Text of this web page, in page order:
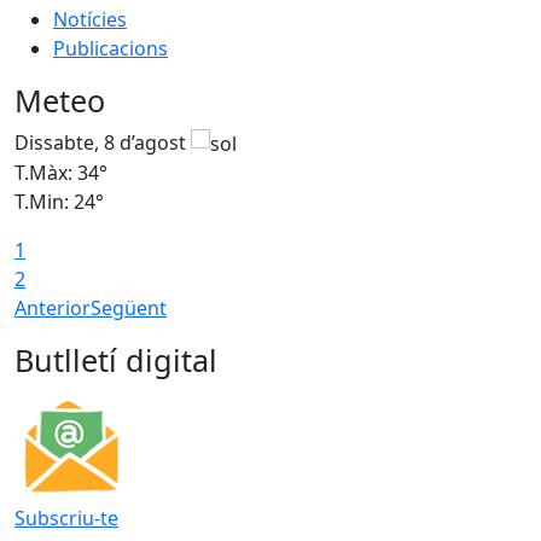
Notícies
Publicacions
Meteo
Dissabte, 8 d’agost
T.Màx: 34°
T.Min: 24°
1
2
AnteriorSegüent
Butlletí digital
Subscriu-te